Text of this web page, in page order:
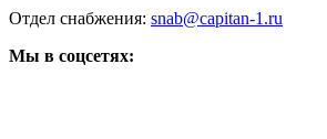
Отдел снабжения: snab@capitan-1.ru
Мы в соцсетях: